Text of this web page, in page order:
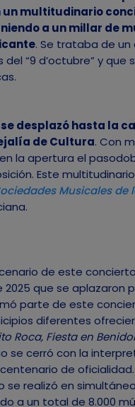
multitudinario
a un millar de
. Se trataba de
“9 d’octubre” y que
se desplazó hasta la
de Cultura. Con
la apertura el
Este
Musicales
de este
2025 que se aplazaron
parte de este
diferentes
Roca, Fiesta en
se cerró con la
de
realizó en
a un total de 8.000